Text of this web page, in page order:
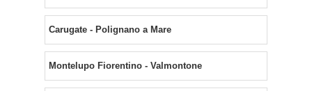
Carugate - Polignano a Mare
Montelupo Fiorentino - Valmontone